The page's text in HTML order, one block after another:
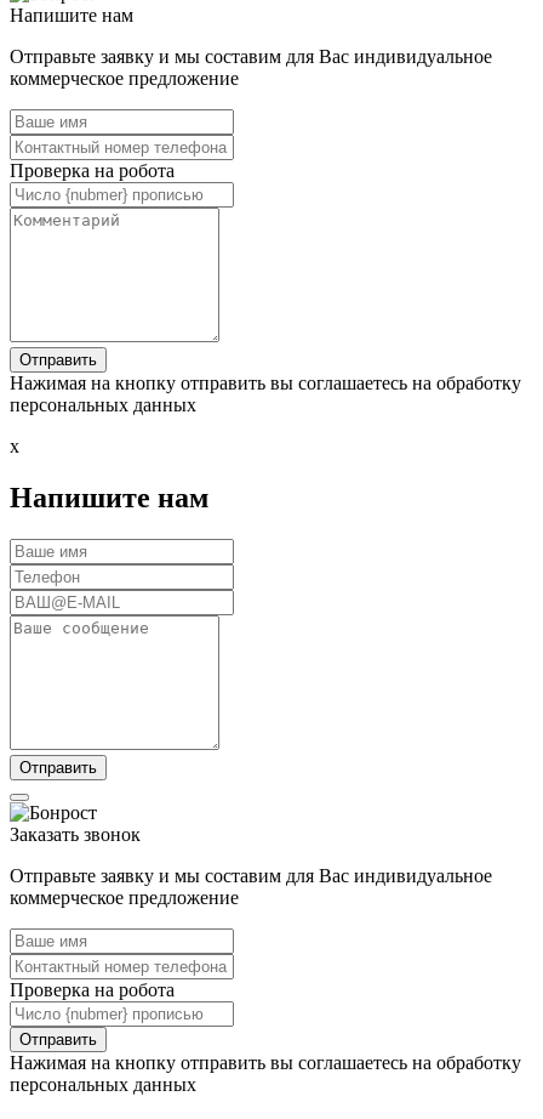
Напишите нам
Отправьте заявку и мы составим для Вас индивидуальное
коммерческое предложение
Проверка на робота
Нажимая на кнопку отправить вы соглашаетесь на обработку
персональных данных
x
Напишите нам
Заказать звонок
Отправьте заявку и мы составим для Вас индивидуальное
коммерческое предложение
Проверка на робота
Нажимая на кнопку отправить вы соглашаетесь на обработку
персональных данных